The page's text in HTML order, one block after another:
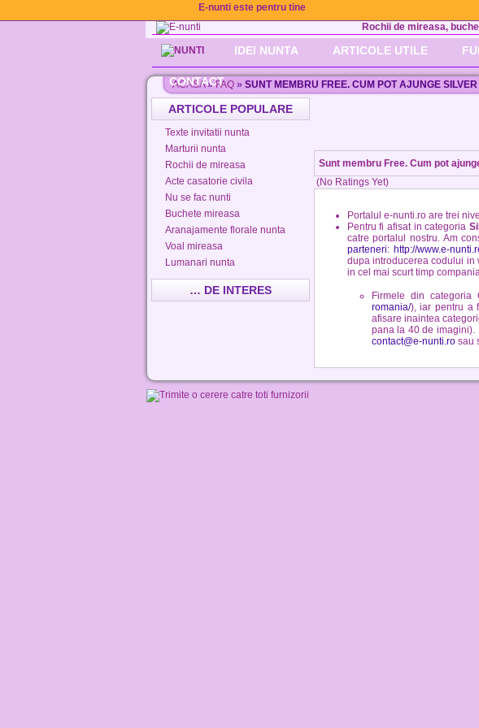
E-nunti este pentru tine
Rochii de mireasa,
IDEI NUNTA ARTICOLE UTILE
CONTACT
ACASA»FAQ» SUNT MEMBRU FREE. CUM POT AJUNGE
ARTICOLE POPULARE
Texte invitatii nunta
Marturii nunta
Rochii de mireasa
Acte casatorie civila
Nu se fac nunti
Buchete mireasa
Aranajamente florale nunta
Voal mireasa
Lumanari nunta
… DE INTERES
Sunt membru Free. Cum pot
(No Ratings Yet)
Portalul e-nunti.ro are trei
Pentru fi afisat in categoria
catre portalul nostru. Am
parteneri: http://www.e-
dupa introducerea codului in
in cel mai scurt timp
Firmele din
romania/), iar pentru a
afisare inaintea
pana la 40 de imagini).
contact@e-nunti.rosau